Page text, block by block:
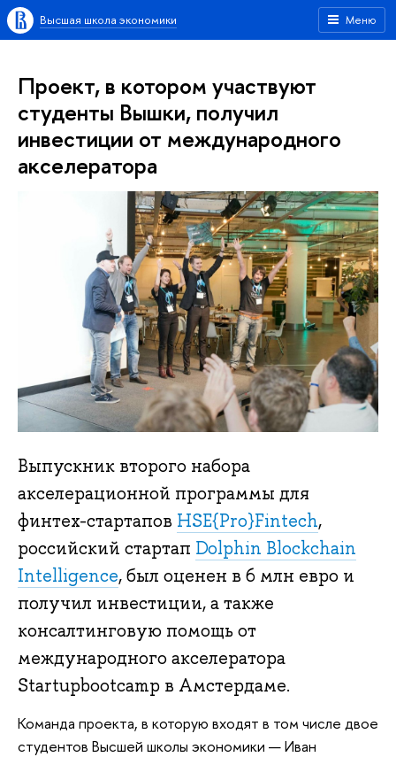
Меню
Высшая школа экономики
Проект, в котором участвуют
студенты Вышки, получил
инвестиции от международного
акселератора
Выпускник второго набора
акселерационной программы для
финтех-стартапов HSE{Pro}Fintech,
российский стартап Dolphin Blockchain
Intelligence, был оценен в 6 млн евро и
получил инвестиции, а также
консалтинговую помощь от
международного акселератора
Startupbootcamp в Амстердаме.
Команда проекта, в которую входят в том числе двое
студентов Высшей школы экономики — Иван